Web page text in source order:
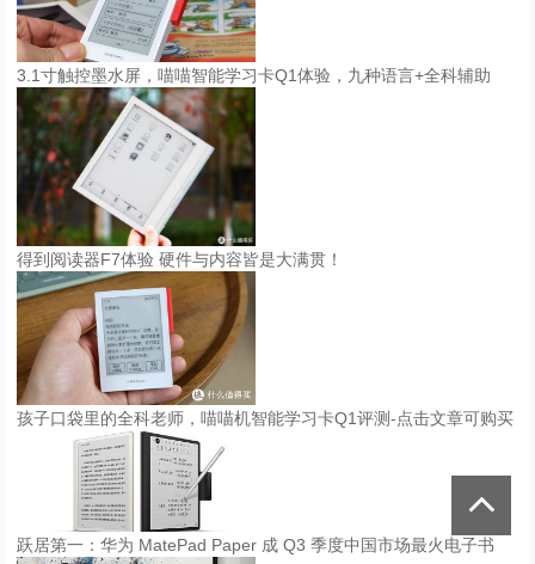
3.1寸触控墨水屏，喵喵智能学习卡Q1体验，九种语言+全科辅助
得到阅读器F7体验 硬件与内容皆是大满贯！
孩子口袋里的全科老师，喵喵机智能学习卡Q1评测-点击文章可购买
跃居第一：华为 MatePad Paper 成 Q3 季度中国市场最火电子书